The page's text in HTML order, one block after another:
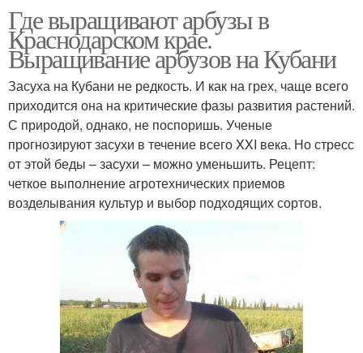
Где выращивают арбузы в
Краснодарском крае.
Выращивание арбузов на Кубани
Засуха на Кубани не редкость. И как на грех, чаще всего
приходится она на критические фазы развития растений.
С природой, однако, не поспоришь. Ученые
прогнозируют засухи в течение всего XXI века. Но стресс
от этой беды – засухи – можно уменьшить. Рецепт:
четкое выполнение агротехнических приемов
возделывания культур и выбор подходящих сортов.